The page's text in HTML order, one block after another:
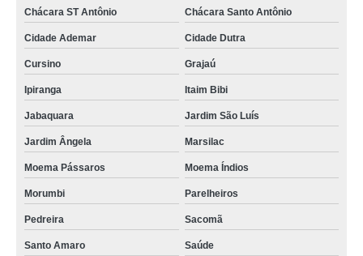
Chácara ST Antônio Chácara Santo Antônio
Cidade Ademar Cidade Dutra
Cursino Grajaú
Ipiranga Itaim Bibi
Jabaquara Jardim São Luís
Jardim Ângela Marsilac
Moema Pássaros Moema Índios
Morumbi Parelheiros
Pedreira Sacomã
Santo Amaro Saúde